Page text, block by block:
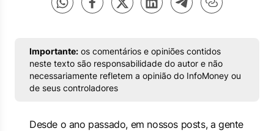
Importante: os comentários e opiniões contidos
neste texto são responsabilidade do autor e não
necessariamente refletem a opinião do InfoMoney ou
de seus controladores
Desde o ano passado, em nossos posts, a gente